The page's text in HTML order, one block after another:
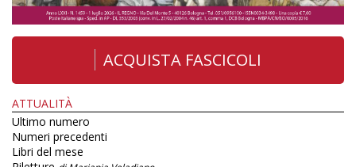
ACQUISTA FASCICOLI
ATTUALITÀ
Ultimo numero
Numeri precedenti
Libri del mese